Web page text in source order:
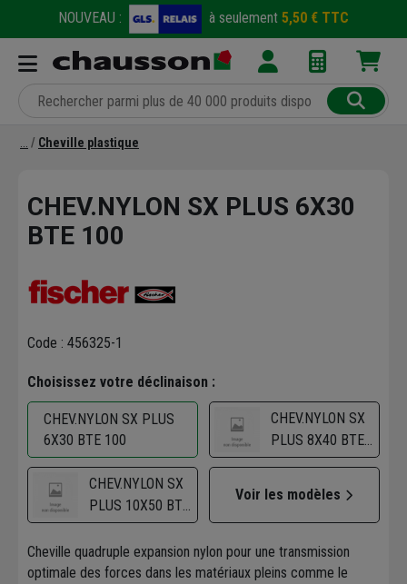
NOUVEAU : à seulement 5,50 € TTC
Cheville plastique
CHEV.NYLON SX PLUS 6X30
BTE 100
Code : 456325-1
Choisissez votre déclinaison :
CHEV.NYLON SX PLUS
6X30 BTE 100
CHEV.NYLON SX
PLUS 8X40 BTE
100
CHEV.NYLON SX
PLUS 10X50 BTE
50
Voir les modèles
Cheville quadruple expansion nylon pour une transmission
optimale des forces dans les matériaux pleins comme le